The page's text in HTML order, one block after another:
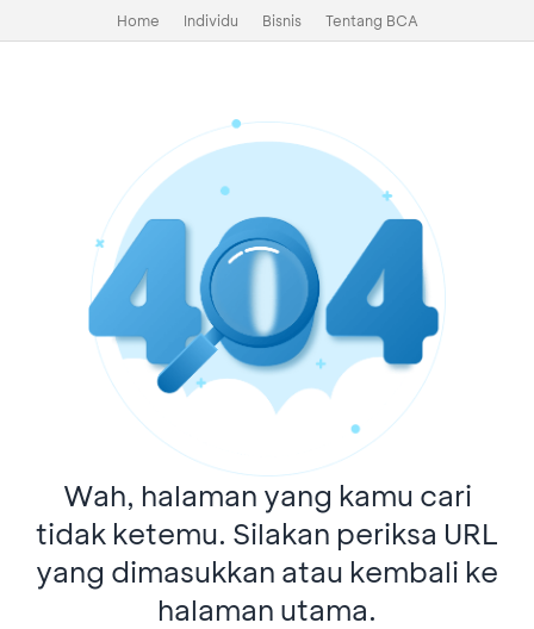
Home Individu Bisnis Tentang BCA
Wah, halaman yang kamu cari
tidak ketemu. Silakan periksa URL
yang dimasukkan atau kembali ke
halaman utama.